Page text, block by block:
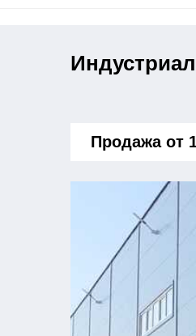
Продажа от